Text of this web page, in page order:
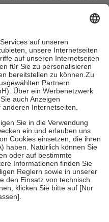
in Höhe von zehn
nie mehr als die tatsächlichen
für Online-Apotheken.
beträgt die
zehn Euro je
für ihre eigene Gesundheit zu
Familie zu unterstützen,
vollendeten 18. Lebensjahr
die von der